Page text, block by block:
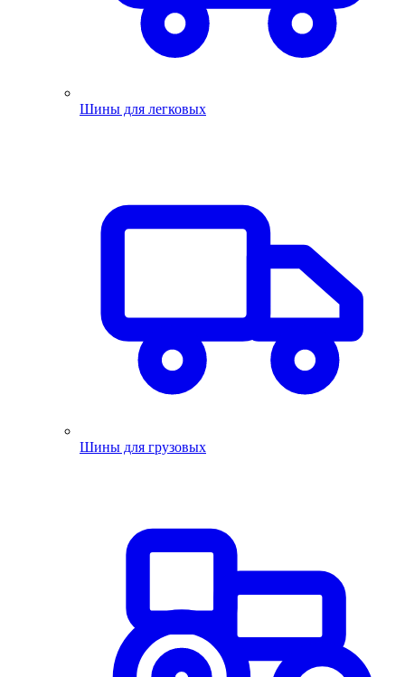
Шины для легковых
Шины для грузовых